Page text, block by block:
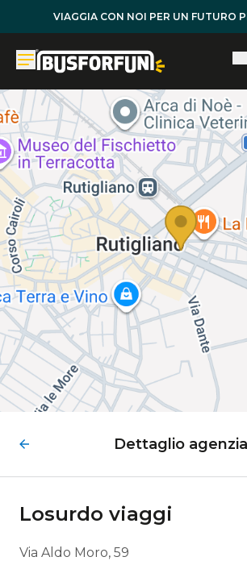
VIAGGIA CON NOI PER UN FUTURO
Dettaglio agenzia
Losurdo viaggi
Via Aldo Moro, 59